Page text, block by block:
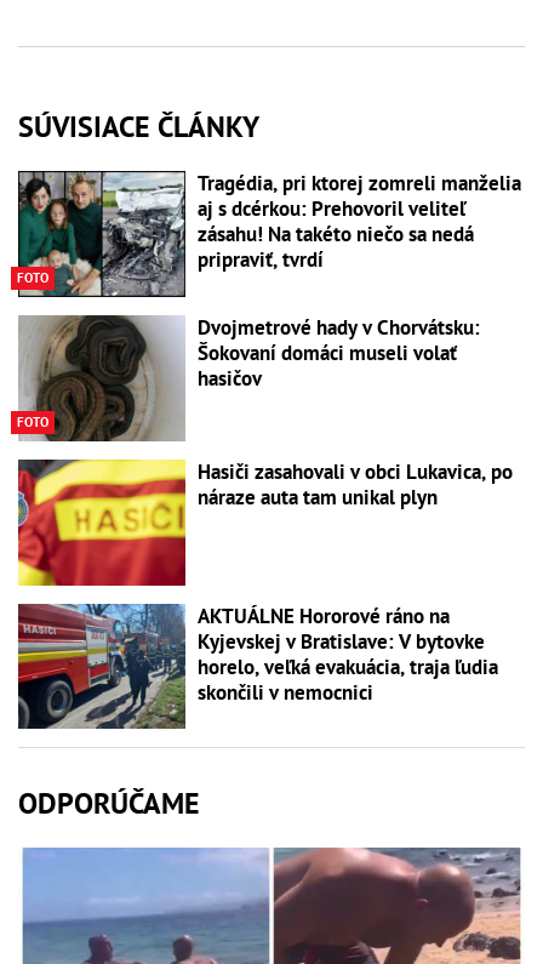
SÚVISIACE ČLÁNKY
FOTO
Tragédia, pri ktorej zomreli manželia
aj s dcérkou: Prehovoril veliteľ
zásahu! Na takéto niečo sa nedá
pripraviť, tvrdí
FOTO
Dvojmetrové hady v Chorvátsku:
Šokovaní domáci museli volať
hasičov
Hasiči zasahovali v obci Lukavica, po
náraze auta tam unikal plyn
AKTUÁLNE Hororové ráno na
Kyjevskej v Bratislave: V bytovke
horelo, veľká evakuácia, traja ľudia
skončili v nemocnici
ODPORÚČAME